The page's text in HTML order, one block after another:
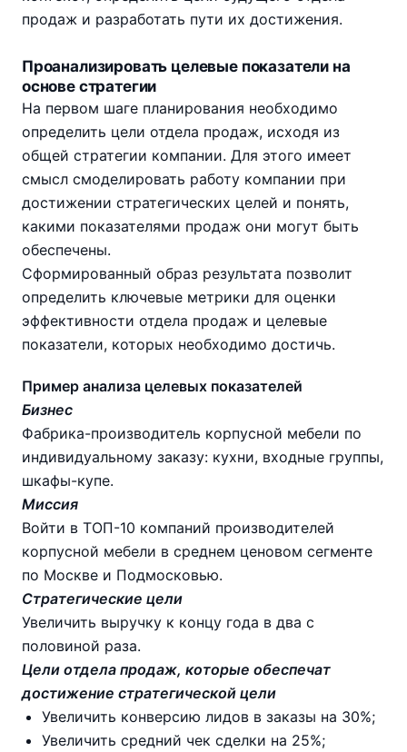
продаж и разработать пути их достижения.
Проанализировать целевые показатели на
основе стратегии
На первом шаге планирования необходимо
определить цели отдела продаж, исходя из
общей стратегии компании. Для этого имеет
смысл смоделировать работу компании при
достижении стратегических целей и понять,
какими показателями продаж они могут быть
обеспечены.
Сформированный образ результата позволит
определить ключевые метрики для оценки
эффективности отдела продаж и целевые
показатели, которых необходимо достичь.
Пример анализа целевых показателей
Бизнес
Фабрика-производитель корпусной мебели по
индивидуальному заказу: кухни, входные группы,
шкафы-купе.
Миссия
Войти в ТОП-10 компаний производителей
корпусной мебели в среднем ценовом сегменте
по Москве и Подмосковью.
Стратегические цели
Увеличить выручку к концу года в два с
половиной раза.
Цели отдела продаж, которые обеспечат
достижение стратегической цели
Увеличить конверсию лидов в заказы на 30%;
Увеличить средний чек сделки на 25%;